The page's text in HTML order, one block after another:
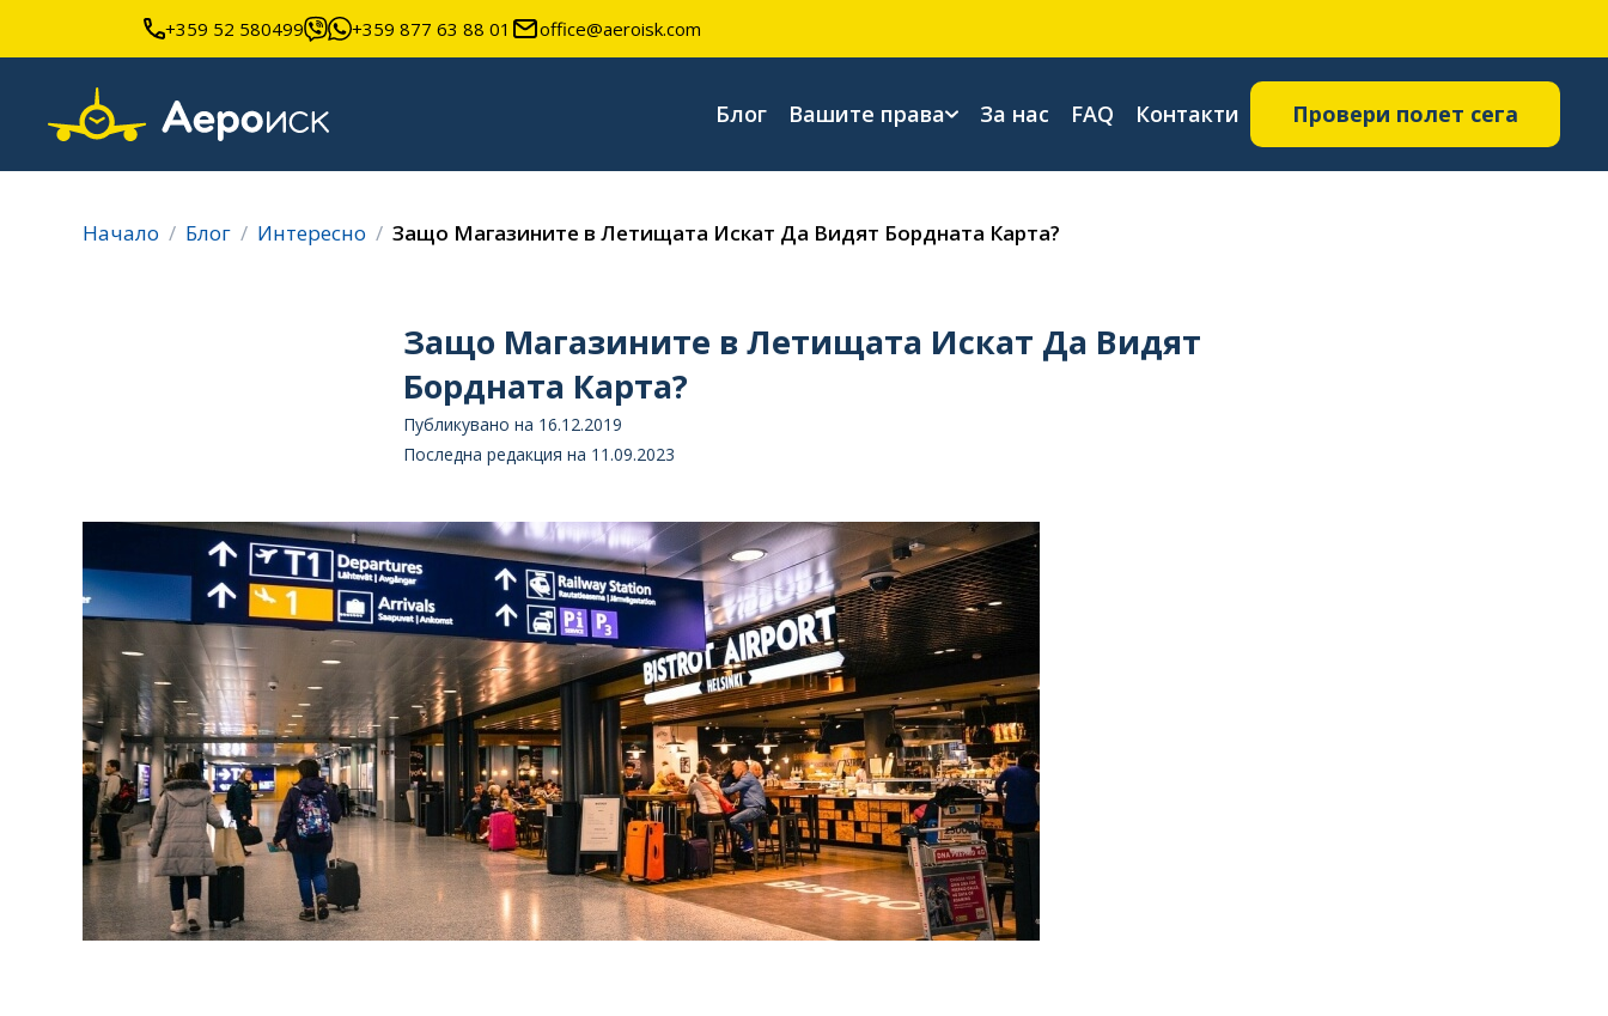
+359 52 580499 +359 877 63 88 01 office@aeroisk.com
Блог Вашите права За нас FAQ Контакти Провери полет сега
Начало Блог Интересно Защо Магазините в Летищата Искат Да Видят Бордната Карта?
Защо Магазините в Летищата Искат Да Видят
Бордната Карта?
Публикувано на 16.12.2019
Последна редакция на 11.09.2023